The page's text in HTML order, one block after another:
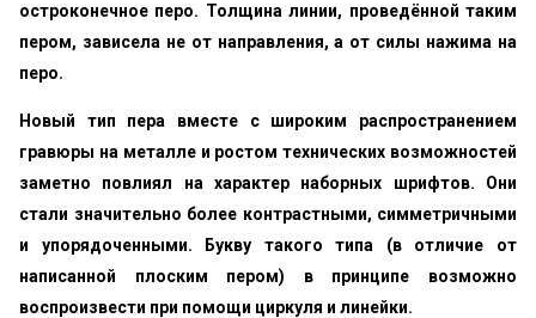
остроконечное перо. Толщина линии, проведённой таким
пером, зависела не от направления, а от силы нажима на
перо.
Новый тип пера вместе с широким распространением
гравюры на металле и ростом технических возможностей
заметно повлиял на характер наборных шрифтов. Они
стали значительно более контрастными, симметричными
и упорядоченными. Букву такого типа (в отличие от
написанной плоским пером) в принципе возможно
воспроизвести при помощи циркуля и линейки.